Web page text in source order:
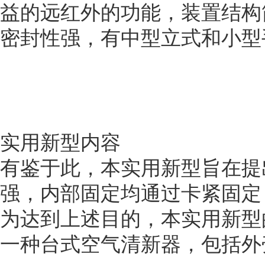
益的远红外的功能，装置结
密封性强，有中型立式和小
实用新型内容
有鉴于此，本实用新型旨在
强，内部固定均通过卡紧固
为达到上述目的，本实用新
一种台式空气清新器，包括